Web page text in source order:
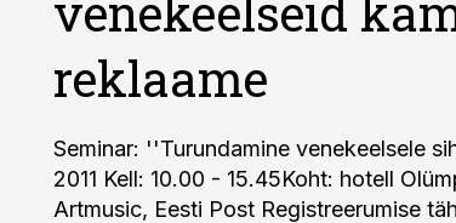
reklaame
Seminar: ''Turundamine venekeelsele
2011 Kell: 10.00 - 15.45Koht: hotell
Artmusic, Eesti Post Registreerumise